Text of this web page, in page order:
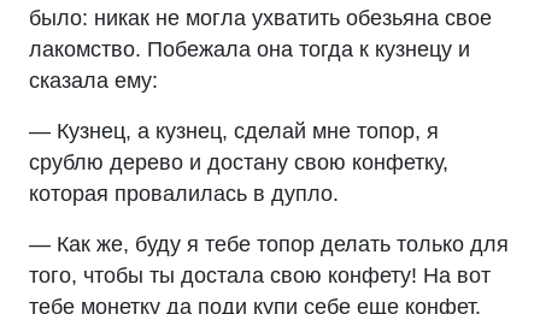
было: никак не могла ухватить обезьяна свое
лакомство. Побежала она тогда к кузнецу и
сказала ему:
— Кузнец, а кузнец, сделай мне топор, я
срублю дерево и достану свою конфетку,
которая провалилась в дупло.
— Как же, буду я тебе топор делать только для
того, чтобы ты достала свою конфету! На вот
тебе монетку да поди купи себе еще конфет.